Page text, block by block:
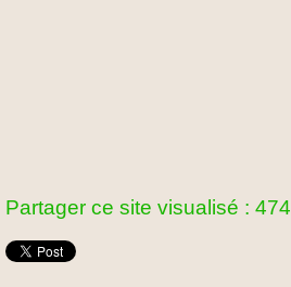
Partager ce site visualisé : 474